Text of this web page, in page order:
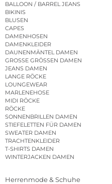
BALLOON / BARREL JEANS
BIKINIS
BLUSEN
CAPES
DAMENHOSEN
DAMENKLEIDER
DAUNENMÄNTEL DAMEN
GROSSE GRÖSSEN DAMEN
JEANS DAMEN
LANGE RÖCKE
LOUNGEWEAR
MARLENEHOSE
MIDI RÖCKE
RÖCKE
SONNENBRILLEN DAMEN
STIEFELETTEN FÜR DAMEN
SWEATER DAMEN
TRACHTENKLEIDER
T-SHIRTS DAMEN
WINTERJACKEN DAMEN
Herrenmode & Schuhe